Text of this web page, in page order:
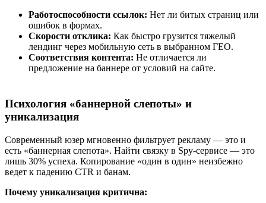
Работоспособности ссылок: Нет ли битых страниц или
ошибок в формах.
Скорости отклика: Как быстро грузится тяжелый
лендинг через мобильную сеть в выбранном ГЕО.
Соответствия контента: Не отличается ли
предложение на баннере от условий на сайте.
Психология «баннерной слепоты» и
уникализация
Современный юзер мгновенно фильтрует рекламу — это и
есть «баннерная слепота». Найти связку в Spy-сервисе — это
лишь 30% успеха. Копирование «один в один» неизбежно
ведет к падению CTR и банам.
Почему уникализация критична: